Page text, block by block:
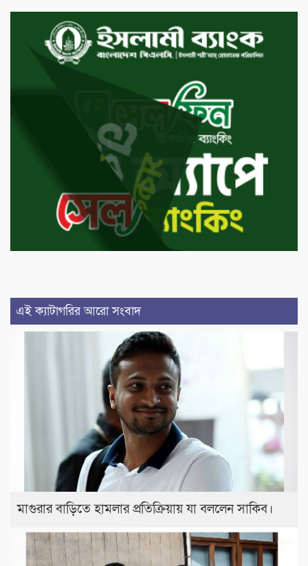
এই ক্যাটাগরির আরো সংবাদ
মাগুরার বাড়িতে হামলার প্রতিক্রিয়ায় যা বললেন সাকিব।